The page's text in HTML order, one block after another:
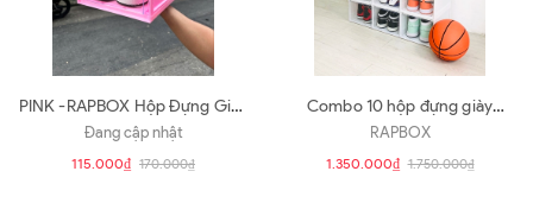
PINK -RAPBOX Hộp Đựng Giày
Cao Cấp
Đang cập nhật
115.000₫ 170.000₫
Combo 10 hộp đựng giày
RAPBOX Cửa mở nam châm |
màu trắng sữa
RAPBOX
1.350.000₫ 1.750.000₫